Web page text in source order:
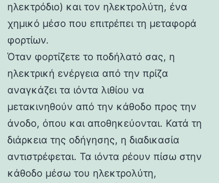
ηλεκτρόδιο) και τον ηλεκτρολύτη, ένα
χημικό μέσο που επιτρέπει τη μεταφορά
φορτίων.
Όταν φορτίζετε το ποδήλατό σας, η
ηλεκτρική ενέργεια από την πρίζα
αναγκάζει τα ιόντα λιθίου να
μετακινηθούν από την κάθοδο προς την
άνοδο, όπου και αποθηκεύονται. Κατά τη
διάρκεια της οδήγησης, η διαδικασία
αντιστρέφεται. Τα ιόντα ρέουν πίσω στην
κάθοδο μέσω του ηλεκτρολύτη,